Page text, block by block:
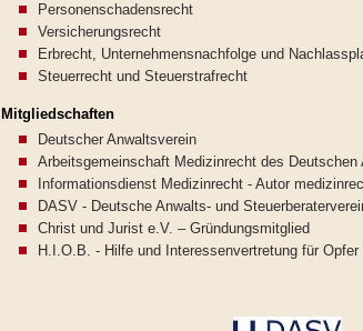
Personenschadensrecht
Versicherungsrecht
Erbrecht, Unternehmensnachfolge und
Steuerrecht und Steuerstrafrecht
Mitgliedschaften
Deutscher Anwaltsverein
Arbeitsgemeinschaft Medizinrecht des Deutschen
Informationsdienst Medizinrecht - Autor
DASV - Deutsche Anwalts- und
Christ und Jurist e.V. – Gründungsmitglied
H.I.O.B. - Hilfe und Interessenvertretung für